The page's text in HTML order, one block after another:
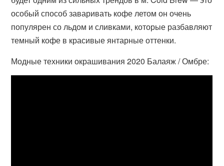
особый способ заваривать кофе летом он очень
популярен со льдом и сливками, которые разбавляют
темный кофе в красивые янтарные оттенки.
Модные техники окрашивания 2020 Балаяж / Омбре: